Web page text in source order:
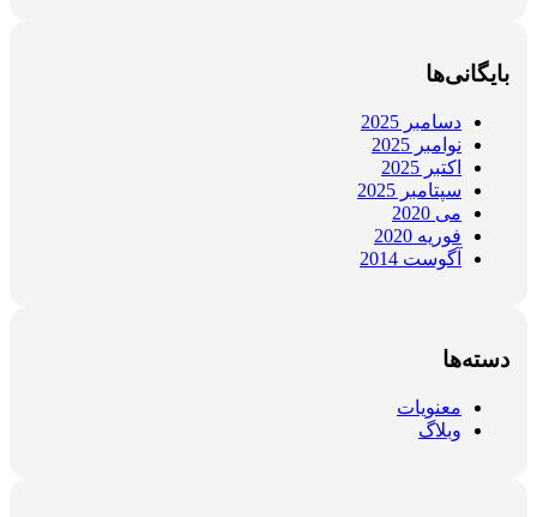
بایگانی‌ها
دسامبر 2025
نوامبر 2025
اکتبر 2025
سپتامبر 2025
می 2020
فوریه 2020
آگوست 2014
دسته‌ها
معنویات
وبلاگ